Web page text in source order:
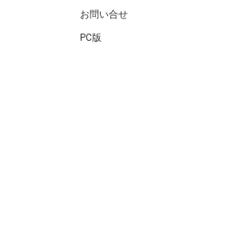
お問い合せ
PC版